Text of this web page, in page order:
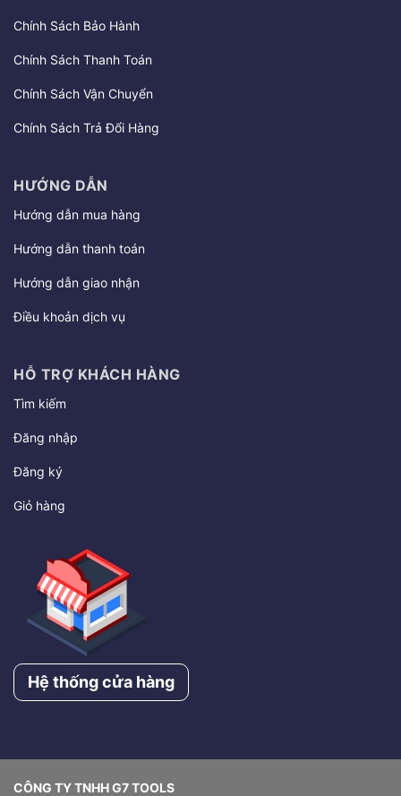
Chính Sách Bảo Hành
Chính Sách Thanh Toán
Chính Sách Vận Chuyển
Chính Sách Trả Đổi Hàng
HƯỚNG DẪN
Hướng dẫn mua hàng
Hướng dẫn thanh toán
Hướng dẫn giao nhận
Điều khoản dịch vụ
HỖ TRỢ KHÁCH HÀNG
Tìm kiếm
Đăng nhập
Đăng ký
Giỏ hàng
Hệ thống cửa hàng
CÔNG TY TNHH G7 TOOLS